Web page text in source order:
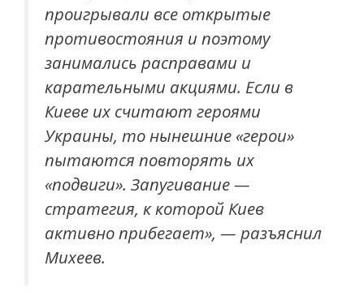
проигрывали все открытые
противостояния и поэтому
занимались расправами и
карательными акциями. Если в
Киеве их считают героями
Украины, то нынешние «герои»
пытаются повторять их
«подвиги». Запугивание —
стратегия, к которой Киев
активно прибегает», — разъяснил
Михеев.